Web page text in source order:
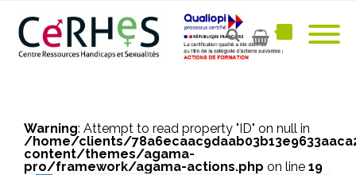
PhoneFacebookTwitterYoutube
Warning: Attempt to read property "ID" on null in
/home/clients/
content/themes/agama-
pro/framework/agama-actions.php on line 19